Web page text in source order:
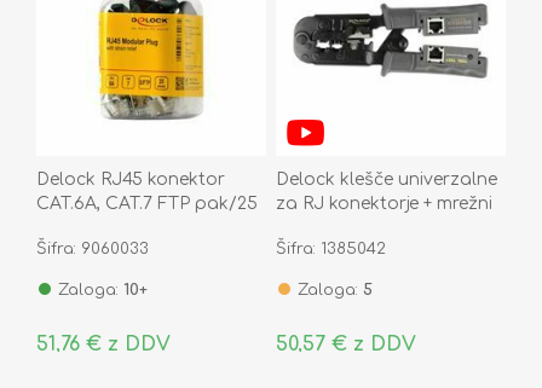
Delock RJ45 konektor
CAT.6A, CAT.7 FTP pak/25
Šifra: 9060033
Zaloga: 10+
51,76 € z DDV
Delock klešče univerzalne
za RJ konektorje + mrežni
Šifra: 1385042
Zaloga: 5
50,57 € z DDV